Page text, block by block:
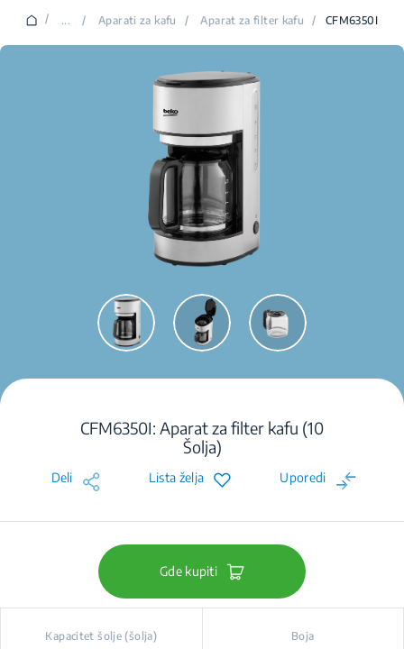
/ ... / Aparati za kafu / Aparat za filter kafu / CFM6350I
CFM6350I: Aparat za filter kafu (10
Šolja)
Deli Lista želja Uporedi
Gde kupiti
Kapacitet šolje (šolja) Boja